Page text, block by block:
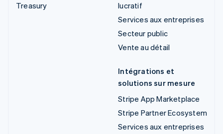
Treasury
lucratif
Services aux entreprises
Secteur public
Vente au détail
Intégrations et
solutions sur mesure
Stripe App Marketplace
Stripe Partner Ecosystem
Services aux entreprises